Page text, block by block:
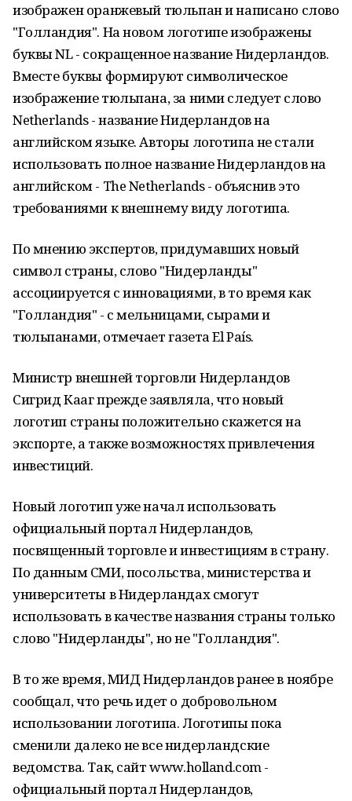
изображен оранжевый тюльпан и написано слово
"Голландия". На новом логотипе изображены
буквы NL - сокращенное название Нидерландов.
Вместе буквы формируют символическое
изображение тюльпана, за ними следует слово
Netherlands - название Нидерландов на
английском языке. Авторы логотипа не стали
использовать полное название Нидерландов на
английском - The Netherlands - объяснив это
требованиями к внешнему виду логотипа.
По мнению экспертов, придумавших новый
символ страны, слово "Нидерланды"
ассоциируется с инновациями, в то время как
"Голландия" - с мельницами, сырами и
тюльпанами, отмечает газета El País.
Министр внешней торговли Нидерландов
Сигрид Кааг прежде заявляла, что новый
логотип страны положительно скажется на
экспорте, а также возможностях привлечения
инвестиций.
Новый логотип уже начал использовать
официальный портал Нидерландов,
посвященный торговле и инвестициям в страну.
По данным СМИ, посольства, министерства и
университеты в Нидерландах смогут
использовать в качестве названия страны только
слово "Нидерланды", но не "Голландия".
В то же время, МИД Нидерландов ранее в ноябре
сообщал, что речь идет о добровольном
использовании логотипа. Логотипы пока
сменили далеко не все нидерландские
ведомства. Так, сайт www.holland.com -
официальный портал Нидерландов,